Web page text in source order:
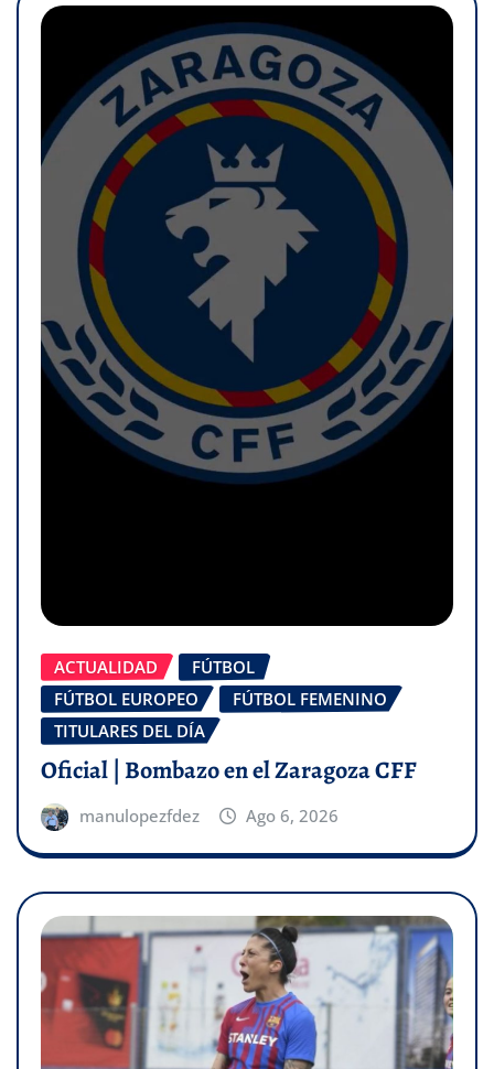
ACTUALIDAD
FÚTBOL
FÚTBOL EUROPEO
FÚTBOL FEMENINO
TITULARES DEL DÍA
Oficial | Bombazo en el Zaragoza CFF
manulopezfdez Ago 6, 2026